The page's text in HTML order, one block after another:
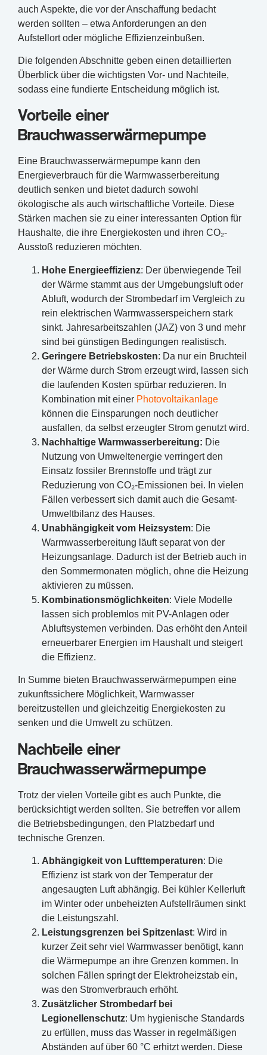
auch Aspekte, die vor der Anschaffung bedacht
werden sollten – etwa Anforderungen an den
Aufstellort oder mögliche Effizienzeinbußen.
Die folgenden Abschnitte geben einen detaillierten
Überblick über die wichtigsten Vor- und Nachteile,
sodass eine fundierte Entscheidung möglich ist.
Vorteile einer
Brauchwasserwärmepumpe
Eine Brauchwasserwärmepumpe kann den
Energieverbrauch für die Warmwasserbereitung
deutlich senken und bietet dadurch sowohl
ökologische als auch wirtschaftliche Vorteile. Diese
Stärken machen sie zu einer interessanten Option für
Haushalte, die ihre Energiekosten und ihren CO₂-
Ausstoß reduzieren möchten.
Hohe Energieeffizienz: Der überwiegende Teil
der Wärme stammt aus der Umgebungsluft oder
Abluft, wodurch der Strombedarf im Vergleich zu
rein elektrischen Warmwasserspeichern stark
sinkt. Jahresarbeitszahlen (JAZ) von 3 und mehr
sind bei günstigen Bedingungen realistisch.
Geringere Betriebskosten: Da nur ein Bruchteil
der Wärme durch Strom erzeugt wird, lassen sich
die laufenden Kosten spürbar reduzieren. In
Kombination mit einer Photovoltaikanlage
können die Einsparungen noch deutlicher
ausfallen, da selbst erzeugter Strom genutzt wird.
Nachhaltige Warmwasserbereitung: Die
Nutzung von Umweltenergie verringert den
Einsatz fossiler Brennstoffe und trägt zur
Reduzierung von CO₂-Emissionen bei. In vielen
Fällen verbessert sich damit auch die Gesamt-
Umweltbilanz des Hauses.
Unabhängigkeit vom Heizsystem: Die
Warmwasserbereitung läuft separat von der
Heizungsanlage. Dadurch ist der Betrieb auch in
den Sommermonaten möglich, ohne die Heizung
aktivieren zu müssen.
Kombinationsmöglichkeiten: Viele Modelle
lassen sich problemlos mit PV-Anlagen oder
Abluftsystemen verbinden. Das erhöht den Anteil
erneuerbarer Energien im Haushalt und steigert
die Effizienz.
In Summe bieten Brauchwasserwärmepumpen eine
zukunftssichere Möglichkeit, Warmwasser
bereitzustellen und gleichzeitig Energiekosten zu
senken und die Umwelt zu schützen.
Nachteile einer
Brauchwasserwärmepumpe
Trotz der vielen Vorteile gibt es auch Punkte, die
berücksichtigt werden sollten. Sie betreffen vor allem
die Betriebsbedingungen, den Platzbedarf und
technische Grenzen.
Abhängigkeit von Lufttemperaturen: Die
Effizienz ist stark von der Temperatur der
angesaugten Luft abhängig. Bei kühler Kellerluft
im Winter oder unbeheizten Aufstellräumen sinkt
die Leistungszahl.
Leistungsgrenzen bei Spitzenlast: Wird in
kurzer Zeit sehr viel Warmwasser benötigt, kann
die Wärmepumpe an ihre Grenzen kommen. In
solchen Fällen springt der Elektroheizstab ein,
was den Stromverbrauch erhöht.
Zusätzlicher Strombedarf bei
Legionellenschutz: Um hygienische Standards
zu erfüllen, muss das Wasser in regelmäßigen
Abständen auf über 60 °C erhitzt werden. Diese